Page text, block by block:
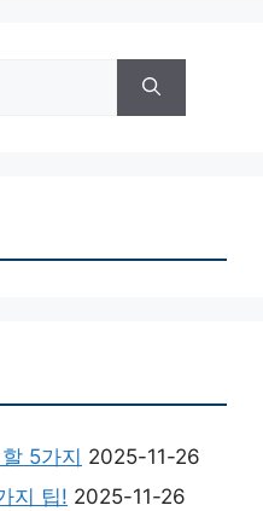
5가지 2025-11-26
지 팁! 2025-11-26